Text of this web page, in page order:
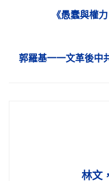
《愚蠢與權
郭羅基一一文革後中
林文